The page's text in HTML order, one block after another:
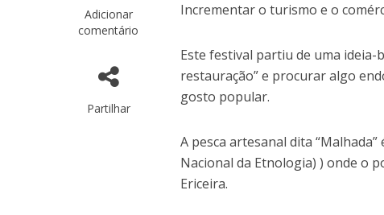
Adicionar
comentário
Partilhar
Incrementar o turismo e o
Este festival partiu de uma ideia-
restauração” e procurar algo
gosto popular.
A pesca artesanal dita
Nacional da Etnologia) ) onde o
Ericeira.